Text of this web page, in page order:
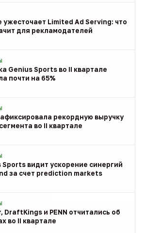
ужесточает Limited Ad Serving: что
для рекламодателей
Genius Sports во II квартале
почти на 65%
рекордную выручку
во II квартале
Sports видит ускорение синергий
за счет prediction markets
DraftKings и PENN отчитались об
во II квартале